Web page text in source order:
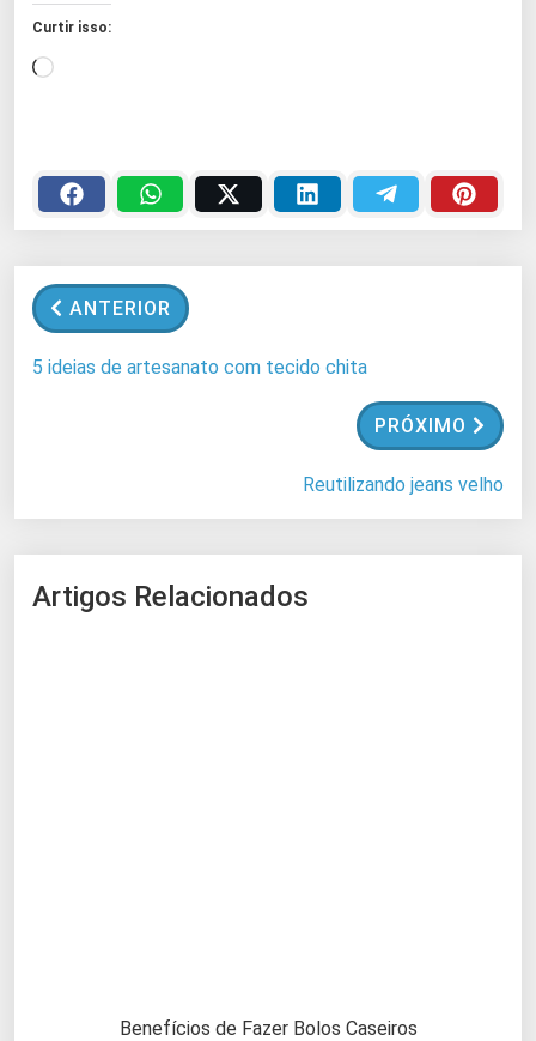
Curtir isso:
C
e
g
n
d
o
ANTERIOR
5 ideias de artesanato com tecido chita
PRÓXIMO
Reutilizando jeans velho
Artigos Relacionados
Benefícios de Fazer Bolos Caseiros